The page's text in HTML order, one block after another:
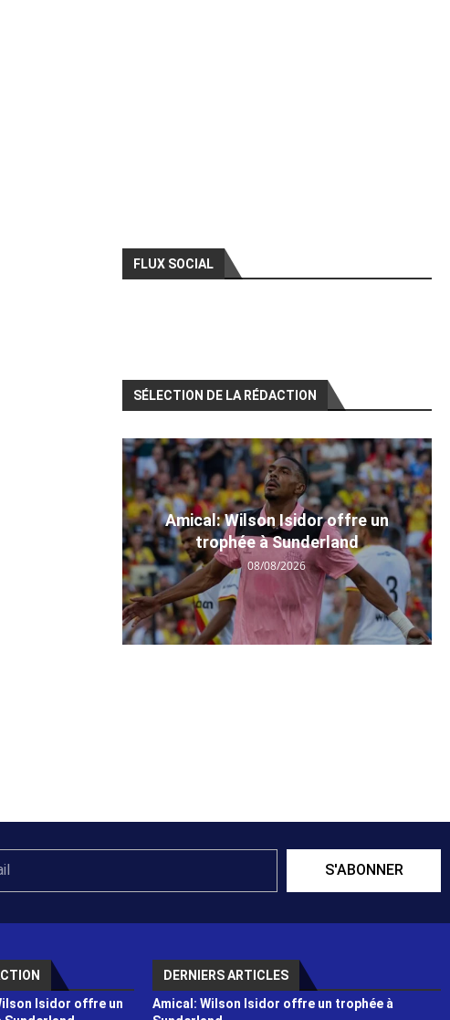
FLUX SOCIAL
SÉLECTION DE LA RÉDACTION
Amical: Wilson Isidor offre un
trophée à Sunderland
08/08/2026
S'ABONNER
Isidor offre un
DERNIERS ARTICLES
Amical: Wilson Isidor offre un trophée à